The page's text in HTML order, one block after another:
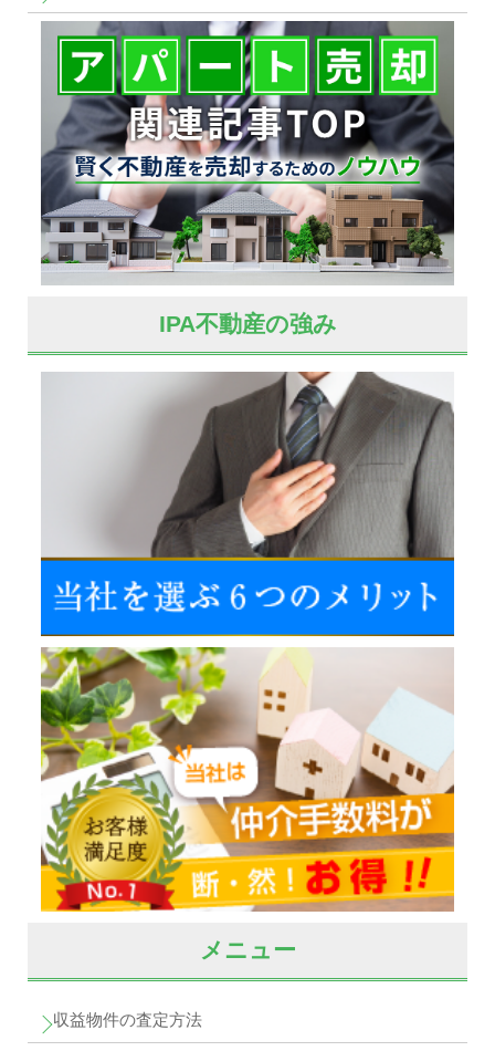
IPA不動産の強み
メニュー
収益物件の査定方法